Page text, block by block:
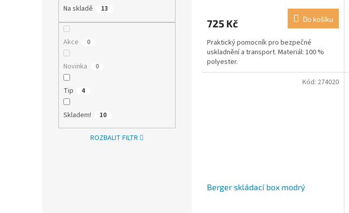
Na skladě 13
Akce 0
Novinka 0
Tip 4
Skladem! 10
ROZBALIT FILTR
725 Kč Do košíku
Praktický pomocník pro bezpečné
uskladnění a transport. Materiál: 100 %
polyester.
Berger skládací box modrý
Kód: 274020